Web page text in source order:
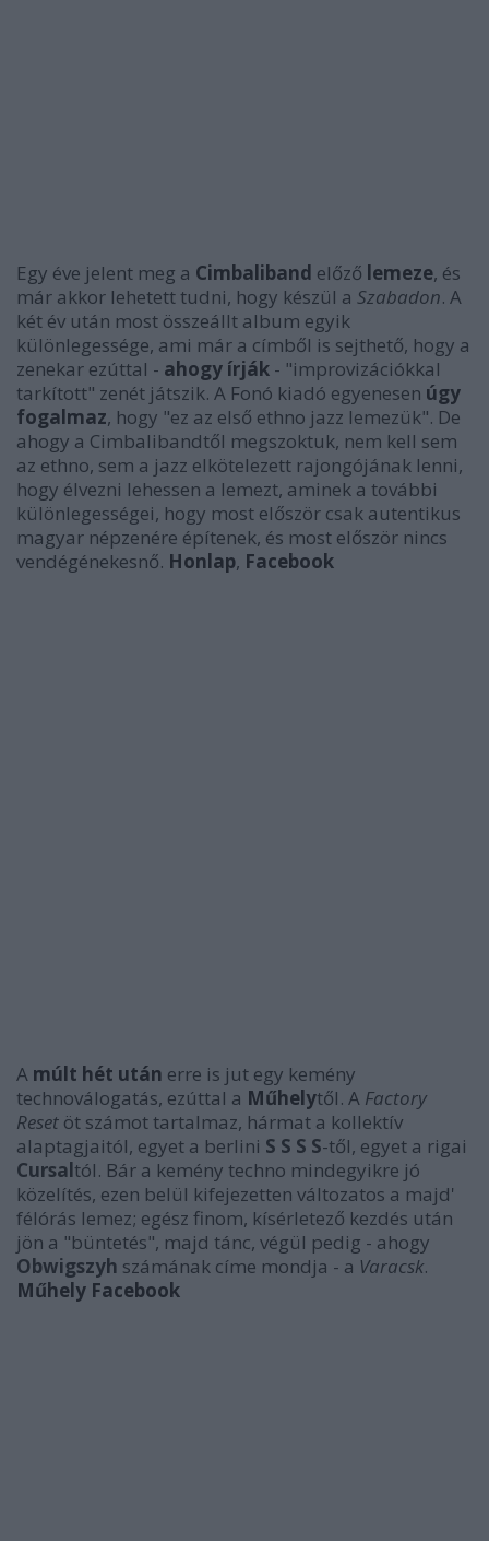
Egy éve jelent meg a Cimbaliband előző lemeze, és
már akkor lehetett tudni, hogy készül a Szabadon. A
két év után most összeállt album egyik
különlegessége, ami már a címből is sejthető, hogy a
zenekar ezúttal - ahogy írják - "improvizációkkal
tarkított" zenét játszik. A Fonó kiadó egyenesen úgy
fogalmaz, hogy "ez az első ethno jazz lemezük". De
ahogy a Cimbalibandtől megszoktuk, nem kell sem
az ethno, sem a jazz elkötelezett rajongójának lenni,
hogy élvezni lehessen a lemezt, aminek a további
különlegességei, hogy most először csak autentikus
magyar népzenére építenek, és most először nincs
vendégénekesnő. Honlap, Facebook
A múlt hét után erre is jut egy kemény
technoválogatás, ezúttal a Műhelytől. A Factory
Reset öt számot tartalmaz, hármat a kollektív
alaptagjaitól, egyet a berlini S S S S-től, egyet a rigai
Cursaltól. Bár a kemény techno mindegyikre jó
közelítés, ezen belül kifejezetten változatos a majd'
félórás lemez; egész finom, kísérletező kezdés után
jön a "büntetés", majd tánc, végül pedig - ahogy
Obwigszyh számának címe mondja - a Varacsk.
Műhely Facebook